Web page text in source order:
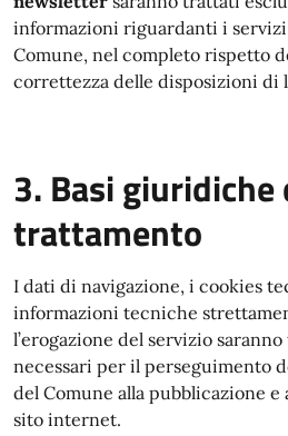
informazioni riguardanti i
Comune, nel completo rispetto
correttezza delle disposizioni di
3. Basi giuridiche
trattamento
I dati di navigazione, i cookies
informazioni tecniche
l’erogazione del servizio
necessari per il perseguimento
del Comune alla pubblicazione
sito internet.